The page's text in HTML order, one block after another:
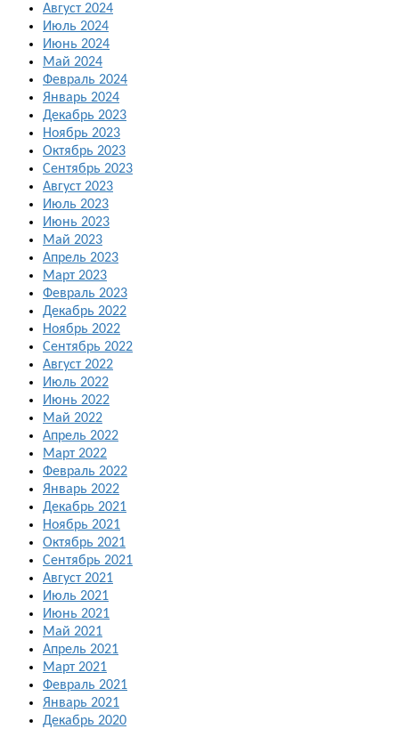
Август 2024
Июль 2024
Июнь 2024
Май 2024
Февраль 2024
Январь 2024
Декабрь 2023
Ноябрь 2023
Октябрь 2023
Сентябрь 2023
Август 2023
Июль 2023
Июнь 2023
Май 2023
Апрель 2023
Март 2023
Февраль 2023
Декабрь 2022
Ноябрь 2022
Сентябрь 2022
Август 2022
Июль 2022
Июнь 2022
Май 2022
Апрель 2022
Март 2022
Февраль 2022
Январь 2022
Декабрь 2021
Ноябрь 2021
Октябрь 2021
Сентябрь 2021
Август 2021
Июль 2021
Июнь 2021
Май 2021
Апрель 2021
Март 2021
Февраль 2021
Январь 2021
Декабрь 2020